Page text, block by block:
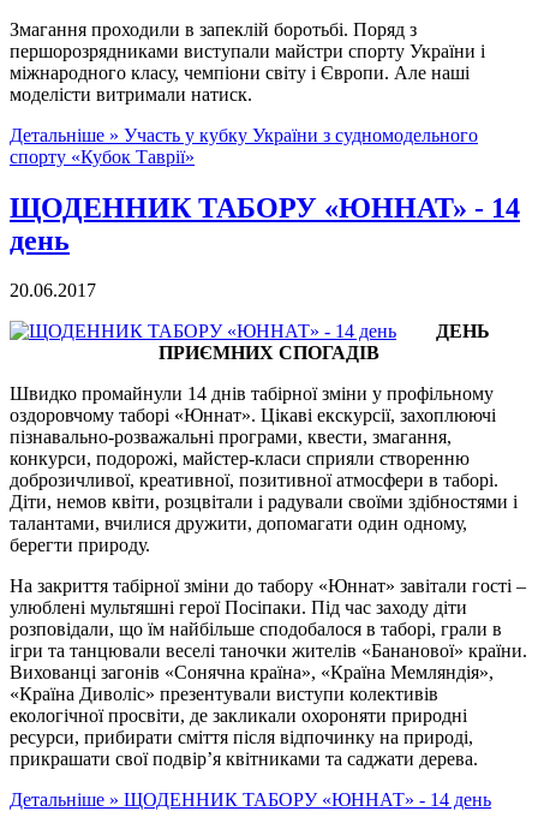
Змагання проходили в запеклій боротьбі. Поряд з
першорозрядниками виступали майстри спорту України і
міжнародного класу, чемпіони світу і Європи. Але наші
моделісти витримали натиск.
Детальніше » Участь у кубку України з судномодельного
спорту «Кубок Таврії»
ЩОДЕННИК ТАБОРУ «ЮННАТ» - 14
день
20.06.2017
ДЕНЬ
ПРИЄМНИХ СПОГАДІВ
Швидко промайнули 14 днів табірної зміни у профільному
оздоровчому таборі «Юннат». Цікаві екскурсії, захоплюючі
пізнавально-розважальні програми, квести, змагання,
конкурси, подорожі, майстер-класи сприяли створенню
доброзичливої, креативної, позитивної атмосфери в таборі.
Діти, немов квіти, розцвітали і радували своїми здібностями і
талантами, вчилися дружити, допомагати один одному,
берегти природу.
На закриття табірної зміни до табору «Юннат» завітали гості –
улюблені мультяшні герої Посіпаки. Під час заходу діти
розповідали, що їм найбільше сподобалося в таборі, грали в
ігри та танцювали веселі таночки жителів «Бананової» країни.
Вихованці загонів «Сонячна країна», «Країна Мемляндія»,
«Країна Диволіс» презентували виступи колективів
екологічної просвіти, де закликали охороняти природні
ресурси, прибирати сміття після відпочинку на природі,
прикрашати свої подвір’я квітниками та саджати дерева.
Детальніше » ЩОДЕННИК ТАБОРУ «ЮННАТ» - 14 день